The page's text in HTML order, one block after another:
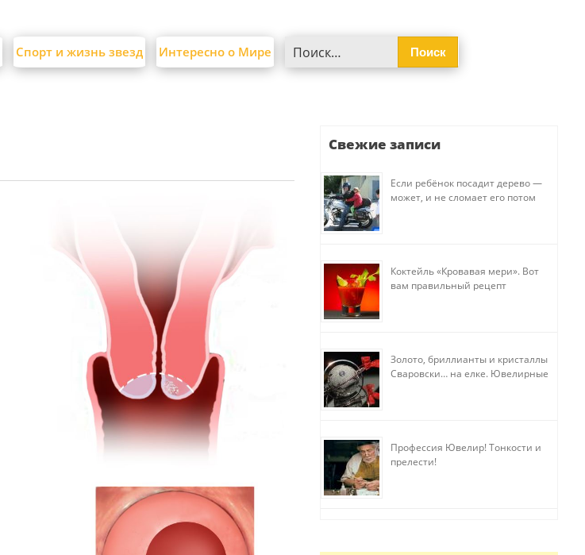
Спорт и жизнь звезд Интересно о Мире
Свежие записи
Если ребёнок посадит дерево —
может, и не сломает его потом
Коктейль «Кровавая мери». Вот
вам правильный рецепт
Золото, бриллианты и кристаллы
Сваровски… на елке. Ювелирные
Профессия Ювелир! Тонкости и
прелести!